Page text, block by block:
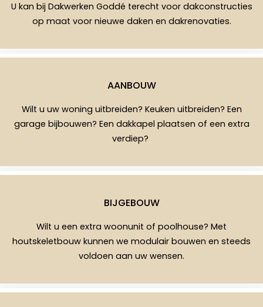
U kan bij Dakwerken Goddé terecht voor dakconstructies
op maat voor nieuwe daken en dakrenovaties.
AANBOUW
Wilt u uw woning uitbreiden? Keuken uitbreiden? Een
garage bijbouwen? Een dakkapel plaatsen of een extra
verdiep?
BIJGEBOUW
Wilt u een extra woonunit of poolhouse? Met
houtskeletbouw kunnen we modulair bouwen en steeds
voldoen aan uw wensen.